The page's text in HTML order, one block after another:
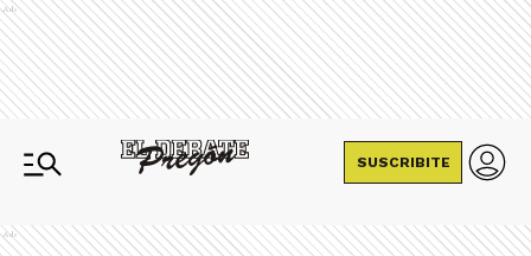
Ads
SUSCRIBITE
Ads